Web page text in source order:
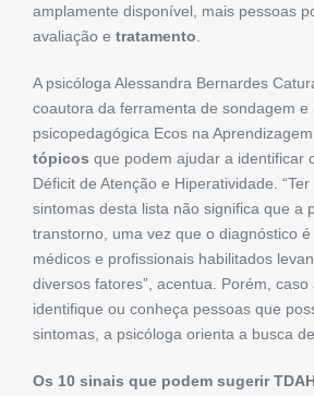
amplamente disponível, mais pessoas
avaliação e tratamento.
A psicóloga Alessandra Bernardes
coautora da ferramenta de sondagem e
psicopedagógica Ecos na
tópicos que podem ajudar a identificar
Déficit de Atenção e Hiperatividade.
sintomas desta lista não significa que a
transtorno, uma vez que o diagnóstico
médicos e profissionais habilitados
diversos fatores”, acentua. Porém, caso
identifique ou conheça pessoas que
sintomas, a psicóloga orienta a busca
Os 10 sinais que podem sugerir